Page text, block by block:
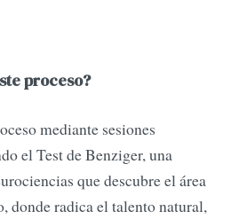
proceso?
mediante sesiones
el Test de Benziger, una
que descubre el área
donde radica el talento natural,